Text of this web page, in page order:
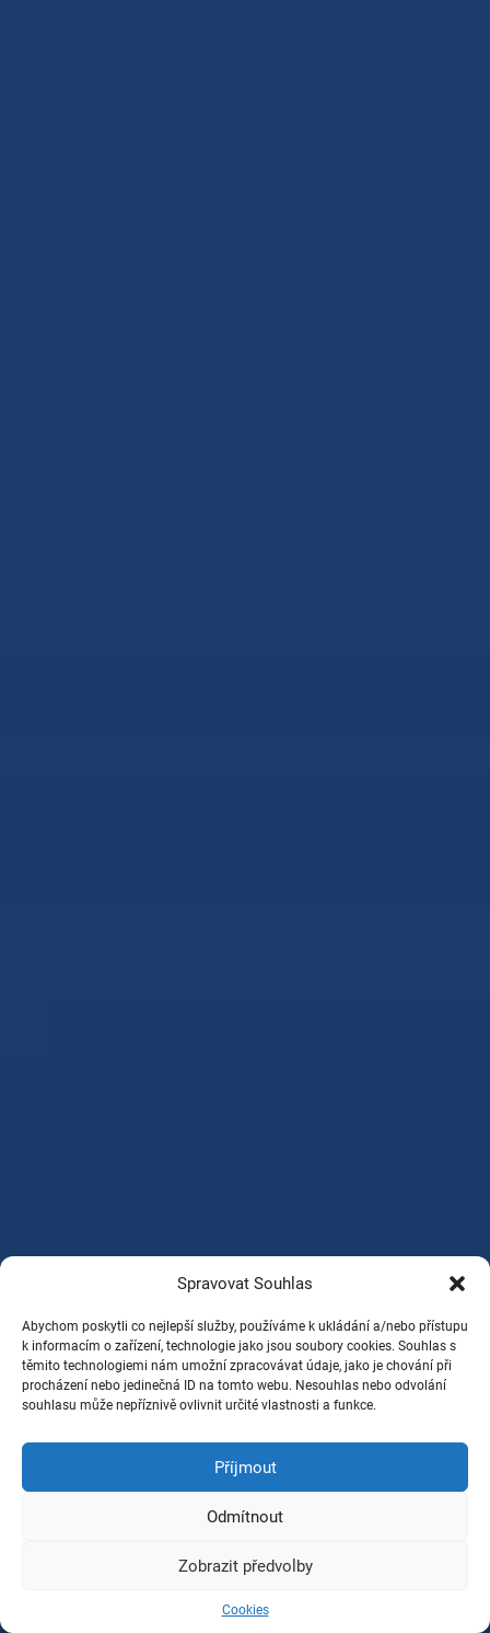
Spravovat Souhlas
Abychom poskytli co nejlepší služby, používáme k ukládání a/nebo přístupu
k informacím o zařízení, technologie jako jsou soubory cookies. Souhlas s
těmito technologiemi nám umožní zpracovávat údaje, jako je chování při
procházení nebo jedinečná ID na tomto webu. Nesouhlas nebo odvolání
souhlasu může nepříznivě ovlivnit určité vlastnosti a funkce.
Příjmout
Odmítnout
Zobrazit předvolby
Cookies